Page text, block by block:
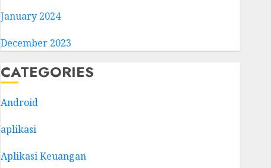
January 2024
December 2023
CATEGORIES
Android
aplikasi
Aplikasi Keuangan